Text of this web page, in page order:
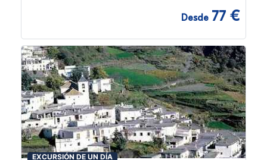
Desde 77 €
EXCURSIÓN DE UN DÍA